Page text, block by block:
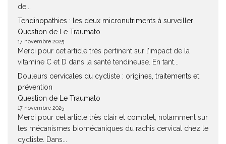
de...
Tendinopathies : les deux micronutriments à surveiller
Question de Le Traumato
17 novembre 2025
Merci pour cet article très pertinent sur l’impact de la
vitamine C et D dans la santé tendineuse. En tant...
Douleurs cervicales du cycliste : origines, traitements et
prévention
Question de Le Traumato
17 novembre 2025
Merci pour cet article très clair et complet, notamment sur
les mécanismes biomécaniques du rachis cervical chez le
cycliste. Dans...